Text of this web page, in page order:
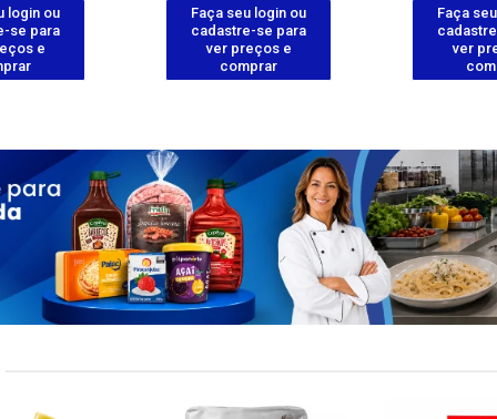
login ou
se para
e
Faça seu login ou
cadastre-se para
ver preços e
comprar
Faça
ver